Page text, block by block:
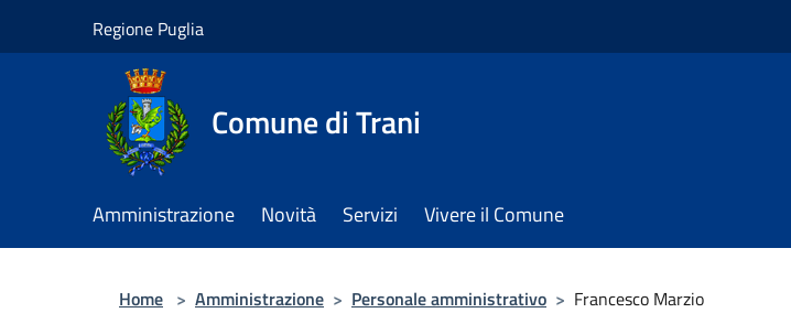
Regione Puglia
Comune di Trani
Amministrazione Novità Servizi Vivere il Comune
Home > Amministrazione > Personale amministrativo > Francesco Marzio